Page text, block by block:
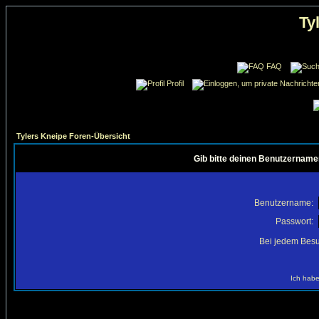
FAQ
Profil
Tylers Kneipe Foren-Übersicht
Gib bitte deinen
Benutzername:
Passwort:
Bei jedem
Ich